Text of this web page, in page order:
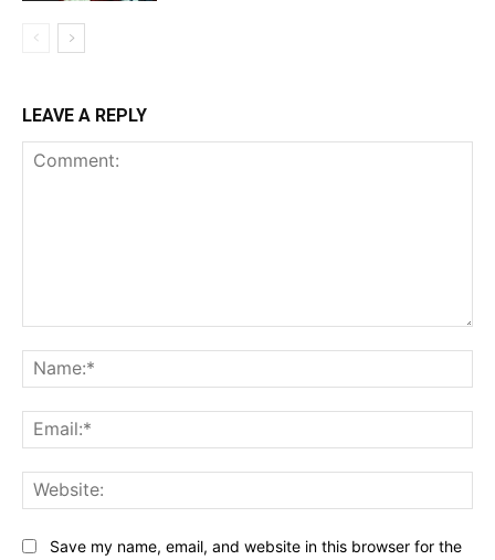
LEAVE A REPLY
Save my name, email, and website in this browser for the